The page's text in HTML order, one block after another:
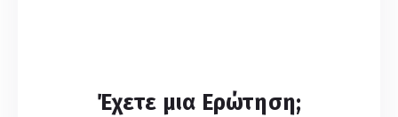
Έχετε μια Ερώτηση;